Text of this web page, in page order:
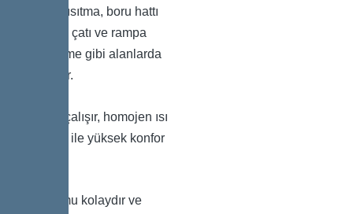
Yerden ısıtma, boru hattı
koruma, çatı ve rampa
buz eritme gibi alanlarda
kullanılır.
Sessiz çalışır, homojen ısı
dağılımı ile yüksek konfor
Kurulumu kolaydır ve